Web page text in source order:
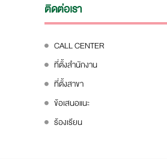
ติดต่อเรา
CALL CENTER
ที่ตั้งสำนักงาน
ที่ตั้งสาขา
ข้อเสนอแนะ
ร้องเรียน